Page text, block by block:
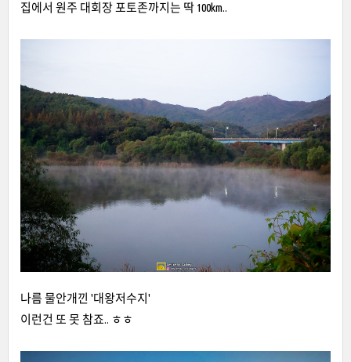
집에서 원주 대회장 포토존까지는 딱 100km..
나름 물안개낀 '대왕저수지'
이런건 또 못 참죠.. ㅎㅎ